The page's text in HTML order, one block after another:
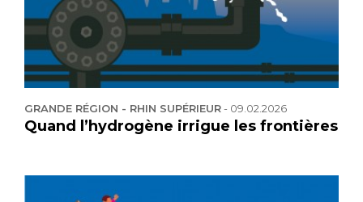
GRANDE RÉGION - RHIN SUPÉRIEUR- 09.02.2026
Quand l’hydrogène irrigue les frontières